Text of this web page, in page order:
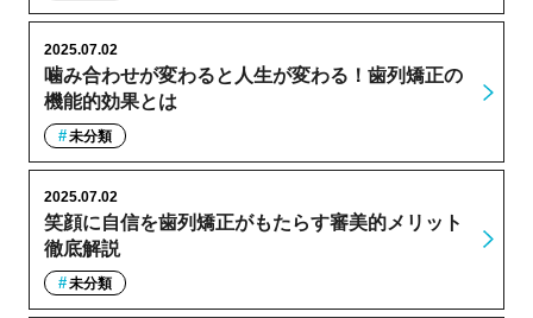
噛み合わせが変わると人生が変わる！歯列矯正の
機能的効果とは
2025.07.02
未分類
笑顔に自信を歯列矯正がもたらす審美的メリット
徹底解説
2025.07.02
未分類